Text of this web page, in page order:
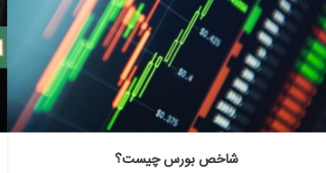
شاخص بورس چیست؟